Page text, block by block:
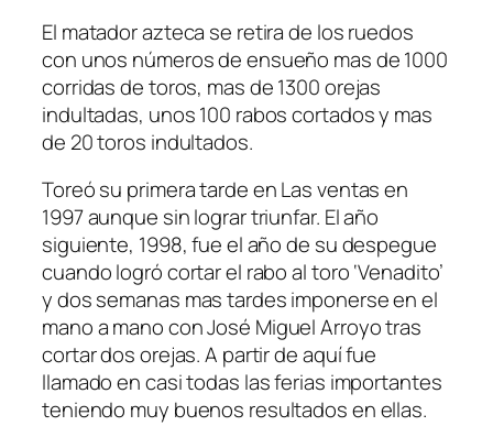
El matador azteca se retira de los ruedos
con unos números de ensueño mas de 1000
corridas de toros, mas de 1300 orejas
indultadas, unos 100 rabos cortados y mas
de 20 toros indultados.
Toreó su primera tarde en Las ventas en
1997 aunque sin lograr triunfar. El año
siguiente, 1998, fue el año de su despegue
cuando logró cortar el rabo al toro ‘Venadito’
y dos semanas mas tardes imponerse en el
mano a mano con José Miguel Arroyo tras
cortar dos orejas. A partir de aquí fue
llamado en casi todas las ferias importantes
teniendo muy buenos resultados en ellas.